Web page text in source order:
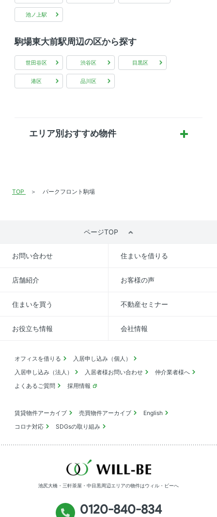
池ノ上駅
駒場東大前駅周辺の区から探す
世田谷区 渋谷区 目黒区
港区 品川区
エリア別おすすめ物件
TOP パークフロント駒場
ページTOP
お問い合わせ 住まいを借りる
店舗紹介 お客様の声
住まいを買う 不動産セミナー
お役立ち情報 会社情報
オフィスを借りる
入居申し込み（個人）
入居申し込み（法人）
入居者様お問い合わせ
仲介業者様へ
よくあるご質問
採用情報
賃貸物件アーカイブ 売買物件アーカイブ
English
コロナ対応
SDGsの取り組み
池尻大橋・三軒茶屋・中目黒周辺エリアの物件はウィル・ビーへ
0120-840-834